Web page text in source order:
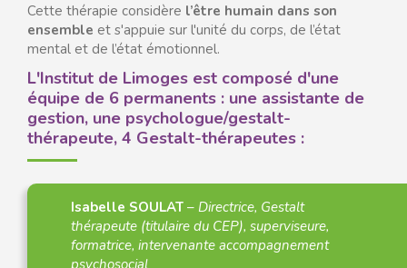
Cette thérapie considère l’être humain dans son
ensemble et s'appuie sur l'unité du corps, de l’état
mental et de l’état émotionnel.
L'Institut de Limoges est composé d'une
équipe de 6 permanents : une assistante de
gestion, une psychologue/gestalt-
thérapeute, 4 Gestalt-thérapeutes :
Isabelle SOULAT – Directrice, Gestalt
thérapeute (titulaire du CEP), superviseure,
formatrice, intervenante accompagnement
psychosocial